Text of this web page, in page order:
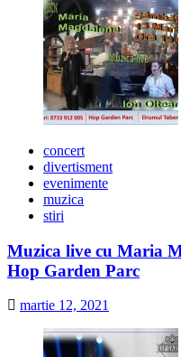
concert
divertisment
evenimente
muzica
stiri
Muzica live cu Maria
Hop Garden Parc
martie 12, 2021